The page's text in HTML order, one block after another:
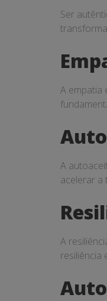
Ser
A empatia
A
acelerar a
A
resiliência